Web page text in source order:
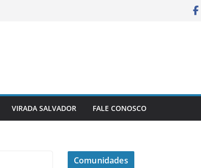
VIRADA SALVADOR FALE CONOSCO
Comunidades